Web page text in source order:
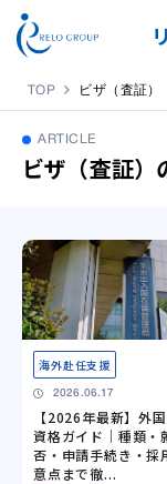
TOP ビザ（査証）
ARTICLE
ビザ（査証）
海外赴任支援
2026.06.17
【2026年最新】外
資格ガイド｜種類・
否・申請手続き・採
意点まで徹...